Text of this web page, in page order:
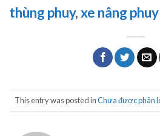
thùng phuy,xe nâng
This entry was posted inChưa được phân